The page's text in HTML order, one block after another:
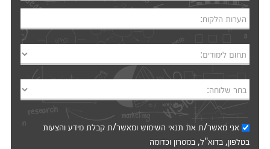
הערות הלקוח:
תחום לימודים:
בחר שלוחה:
אני מאשר/ת את תנאי השימושומאשר/ת קבלת מידע והצעות
בטלפון, בדוא"ל, במסרון וכדומה‎‎